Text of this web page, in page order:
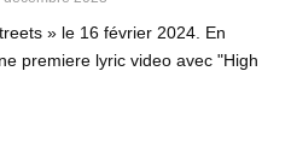
» le 16 février 2024. En
premiere lyric video avec "High